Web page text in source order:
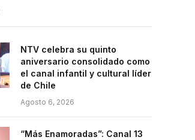
NTV celebra su quinto
aniversario consolidado como
el canal infantil y cultural líder
de Chile
Agosto 6, 2026
“Más Enamoradas”: Canal 13